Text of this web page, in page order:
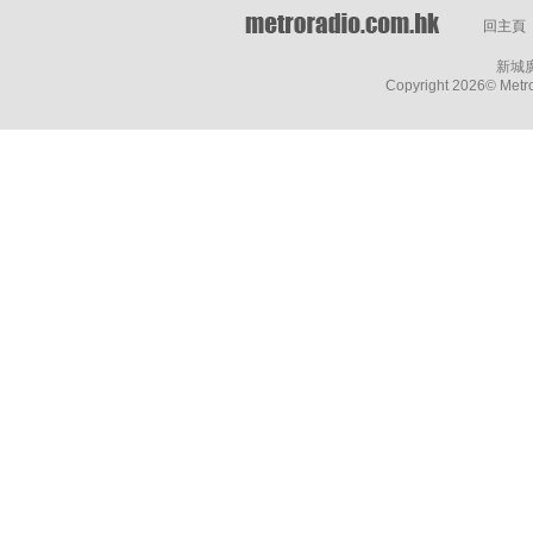
回主頁
新城
Copyright 2026©